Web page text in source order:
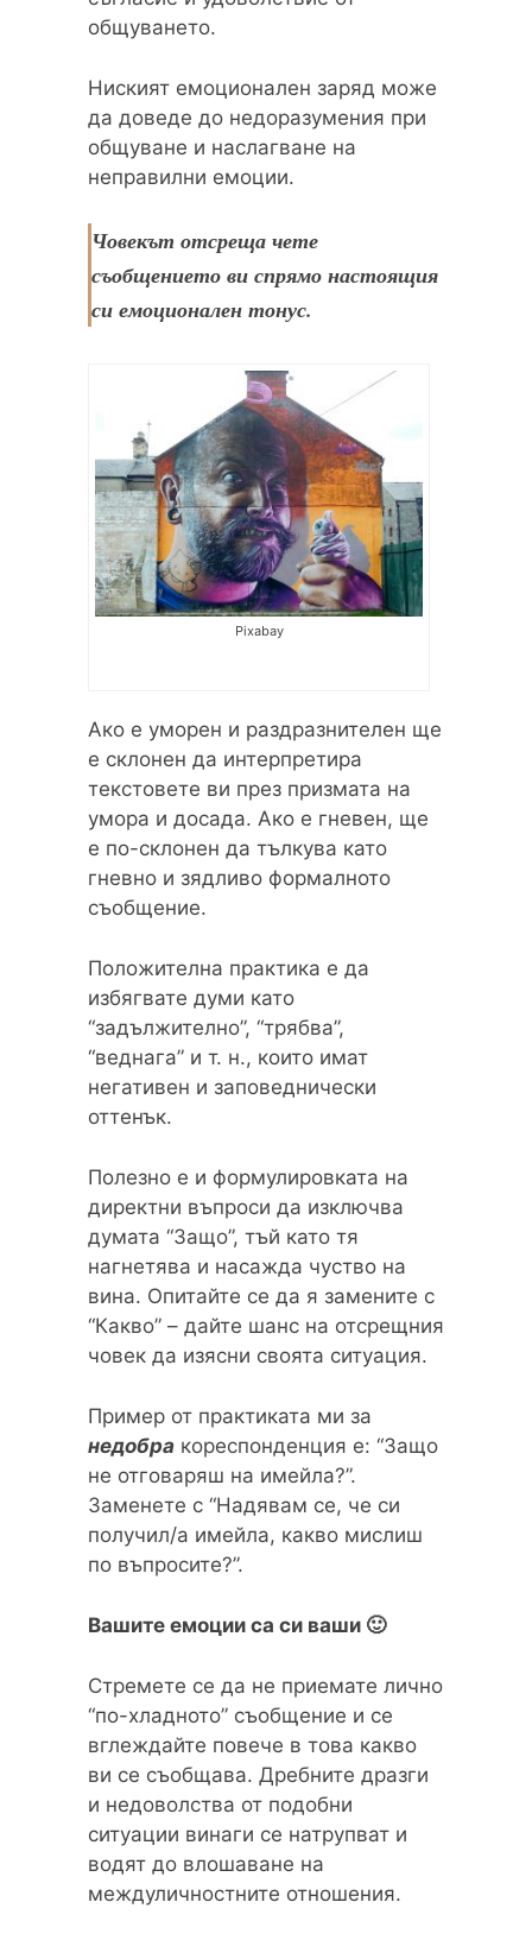
общуването.
Ниският емоционален заряд може
да доведе до недоразумения при
общуване и наслагване на
неправилни емоции.
Човекът отсреща чете
съобщението ви спрямо настоящия
си емоционален тонус.
Pixabay
Ако е уморен и раздразнителен ще
е склонен да интерпретира
текстовете ви през призмата на
умора и досада. Ако е гневен, ще
е по-склонен да тълкува като
гневно и зядливо формалното
съобщение.
Положителна практика е да
избягвате думи като
“задължително”, “трябва”,
“веднага” и т. н., които имат
негативен и заповеднически
оттенък.
Полезно е и формулировката на
директни въпроси да изключва
думата “Защо”, тъй като тя
нагнетява и насажда чуство на
вина. Опитайте се да я замените с
“Какво” – дайте шанс на отсрещния
човек да изясни своята ситуация.
Пример от практиката ми за
недобра кореспонденция е: “Защо
не отговаряш на имейла?”.
Заменете с “Надявам се, че си
получил/а имейла, какво мислиш
по въпросите?”.
Вашите емоции са си ваши 🙂
Стремете се да не приемате лично
“по-хладното” съобщение и се
вглеждайте повече в това какво
ви се съобщава. Дребните дразги
и недоволства от подобни
ситуации винаги се натрупват и
водят до влошаване на
междуличностните отношения.